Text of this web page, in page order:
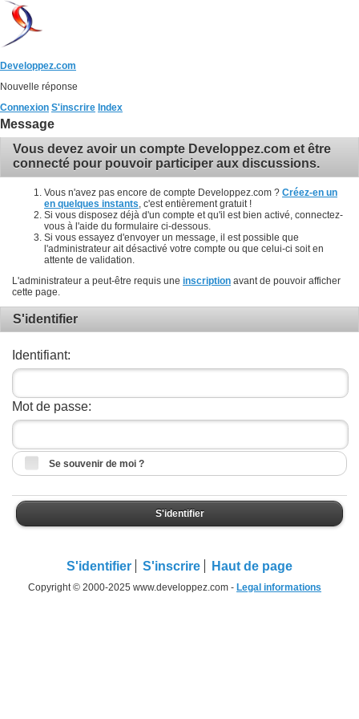
Developpez.com
Nouvelle réponse
Connexion S'inscrire Index
Message
Vous devez avoir un compte Developpez.com et être
connecté pour pouvoir participer aux discussions.
Vous n'avez pas encore de compte Developpez.com ? Créez-en un
en quelques instants , c'est entièrement gratuit !
Si vous disposez déjà d'un compte et qu'il est bien activé, connectez-
vous à l'aide du formulaire ci-dessous.
Si vous essayez d'envoyer un message, il est possible que
l'administrateur ait désactivé votre compte ou que celui-ci soit en
attente de validation.
L'administrateur a peut-être requis une inscription avant de pouvoir afficher
cette page.
S'identifier
Identifiant:
Mot de passe:
Se souvenir de moi ?
S'identifier
S'identifier S'inscrire Haut de page
Copyright © 2000-2025 www.developpez.com - Legal informations